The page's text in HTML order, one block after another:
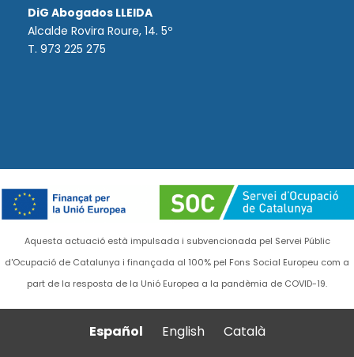
DiG Abogados LLEIDA
Alcalde Rovira Roure, 14. 5º
T. 973 225 275
Aquesta actuació està impulsada i subvencionada pel Servei Públic
d'Ocupació de Catalunya i finançada al 100% pel Fons Social Europeu com a
part de la resposta de la Unió Europea a la pandèmia de COVID-19.
Español English Català